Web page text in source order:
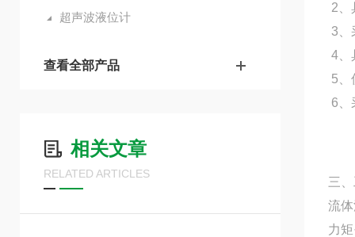
超声波液位计
查看全部产品
相关文章
RELATED ARTICLES
2、
3、
4、
5、
6、
三
流
力